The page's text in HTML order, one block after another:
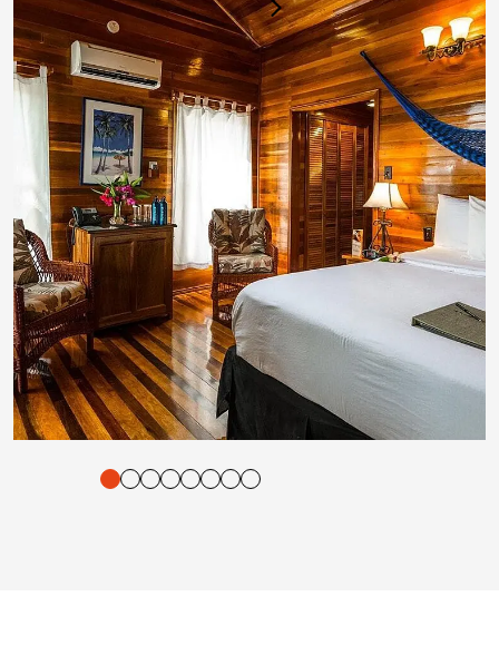
und Vorlesen der Inhalte mit Leertaste oder Tabulator-